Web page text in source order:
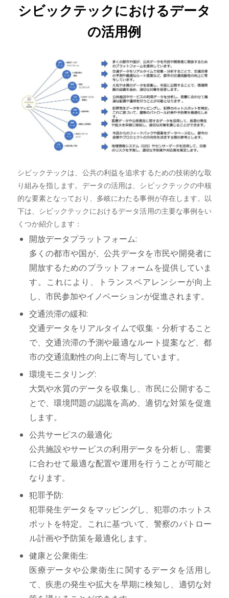
シビックテックにおけるデータ
の活用例
シビックテックは、公共の利益を追求するための技術的な取
り組みを指します。データの活用は、シビックテックの中核
的な要素となっており、多岐にわたる事例が存在します。以
下は、シビックテックにおけるデータ活用の主要な事例をい
くつか紹介します：
開放データプラットフォーム:
多くの都市や国が、公共データを市民や開発者に
開放するためのプラットフォームを提供していま
す。これにより、トランスペアレンシーが向上
し、市民参加やイノベーションが促進されます。
交通渋滞の緩和:
交通データをリアルタイムで収集・分析すること
で、交通渋滞の予測や最適なルート提案など、都
市の交通流動性の向上に寄与しています。
環境モニタリング:
大気や水質のデータを収集し、市民に公開するこ
とで、環境問題の認識を高め、適切な対策を促進
します。
公共サービスの最適化:
公共施設やサービスの利用データを分析し、需要
に合わせて最適な配置や運用を行うことが可能と
なります。
犯罪予防:
犯罪発生データをマッピングし、犯罪のホットス
ポットを特定。これに基づいて、警察のパトロー
ル計画や予防策を最適化します。
健康と公衆衛生:
医療データや公衆衛生に関するデータを活用し
て、疾患の発生や拡大を早期に検知し、適切な対